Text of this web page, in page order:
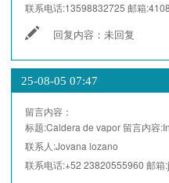
联系电话:13598832725邮箱:
回复内容：未回复
25-08-05 07:47
留言内容：
标题:Caldera de vapor 留言内容:
联系人:Jovana lozano
联系电话:+52 23820555960邮箱: